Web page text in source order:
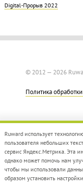
Digital-Прорыв 2022
© 2012 — 2026
Политика
Дизайн –Red Collar
Создание сайта –
Ruward использует
пользователя небольших
сервис Яндекс.Метрика. Эта
однако может помочь нам
чтобы мы использовали
образом установить